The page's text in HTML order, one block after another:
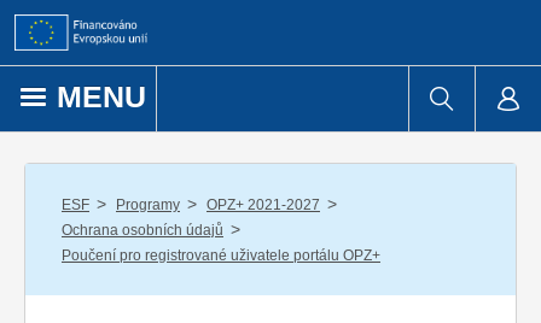
Přejít k obsahu
MENU
ESF / Programy / OPZ+ 2021-2027 /
Ochrana osobních údajů /
Poučení pro registrované uživatele portálu OPZ+